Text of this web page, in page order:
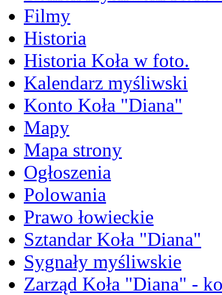
Filmy
Historia
Historia Koła w foto.
Kalendarz myśliwski
Konto Koła "Diana"
Mapy
Mapa strony
Ogłoszenia
Polowania
Prawo łowieckie
Sztandar Koła "Diana"
Sygnały myśliwskie
Zarząd Koła "Diana" -